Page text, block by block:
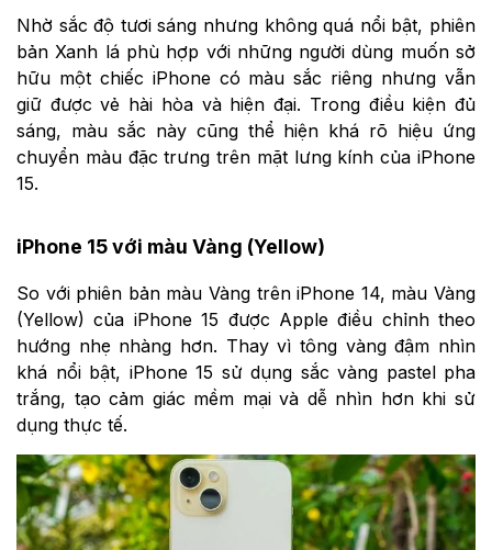
Nhờ sắc độ tươi sáng nhưng không quá nổi bật, phiên
bản Xanh lá phù hợp với những người dùng muốn sở
hữu một chiếc iPhone có màu sắc riêng nhưng vẫn
giữ được vẻ hài hòa và hiện đại. Trong điều kiện đủ
sáng, màu sắc này cũng thể hiện khá rõ hiệu ứng
chuyển màu đặc trưng trên mặt lưng kính của iPhone
15.
iPhone 15 với màu Vàng (Yellow)
So với phiên bản màu Vàng trên iPhone 14, màu Vàng
(Yellow) của iPhone 15 được Apple điều chỉnh theo
hướng nhẹ nhàng hơn. Thay vì tông vàng đậm nhìn
khá nổi bật, iPhone 15 sử dụng sắc vàng pastel pha
trắng, tạo cảm giác mềm mại và dễ nhìn hơn khi sử
dụng thực tế.